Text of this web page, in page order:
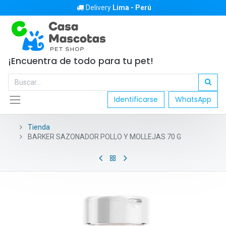
Delivery Lima - Perú
¡Encuentra de todo para tu pet!
Identificarse WhatsApp
Tienda
BARKER SAZONADOR POLLO Y MOLLEJAS 70 G